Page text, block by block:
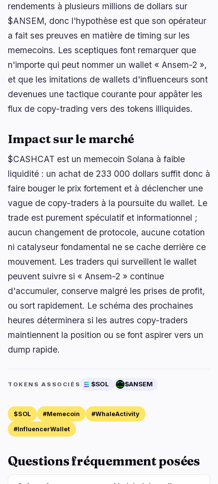
rendements à plusieurs millions de dollars sur
$ANSEM, donc l'hypothèse est que son opérateur
a fait ses preuves en matière de timing sur les
memecoins. Les sceptiques font remarquer que
n'importe qui peut nommer un wallet « Ansem-2 »,
et que les imitations de wallets d'influenceurs sont
devenues une tactique courante pour appâter les
flux de copy-trading vers des tokens illiquides.
Impact sur le marché
$CASHCAT est un memecoin Solana à faible
liquidité : un achat de 233 000 dollars suffit donc à
faire bouger le prix fortement et à déclencher une
vague de copy-traders à la poursuite du wallet. Le
trade est purement spéculatif et informationnel ;
aucun changement de protocole, aucune cotation
ni catalyseur fondamental ne se cache derrière ce
mouvement. Les traders qui surveillent le wallet
peuvent suivre si « Ansem-2 » continue
d'accumuler, conserve malgré les prises de profit,
ou sort rapidement. Le schéma des prochaines
heures déterminera si les autres copy-traders
maintiennent la position ou se font aspirer vers un
dump rapide.
TOKENS ASSOCIÉS $SOL $ANSEM
$SOL #Memecoin #WhaleActivity
#InfluencerWallet
Questions fréquemment posées